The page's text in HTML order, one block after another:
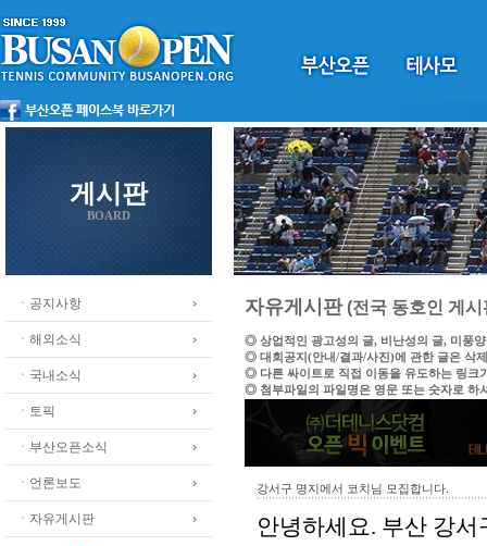
게시판
BOARD
ㆍ공지사항
ㆍ해외소식
ㆍ국내소식
ㆍ토픽
ㆍ부산오픈소식
ㆍ언론보도
ㆍ자유게시판
자유게시판(전국 동호인 게시
◎ 상업적인 광고성의 글, 비난성의 글, 미풍
◎ 대회공지(안내/결과/사진)에 관한 글은 삭
◎ 다른 싸이트로 직접 이동을 유도하는 링크
◎ 첨부파일의 파일명은 영문 또는 숫자로 하
강서구 명지에서 코치님 모집합니다.
안녕하세요. 부산 강